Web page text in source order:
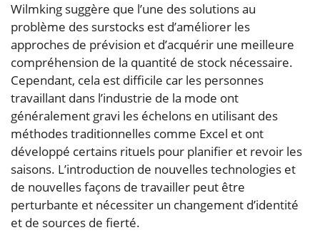
Wilmking suggère que l’une des solutions au
problème des surstocks est d’améliorer les
approches de prévision et d’acquérir une meilleure
compréhension de la quantité de stock nécessaire.
Cependant, cela est difficile car les personnes
travaillant dans l’industrie de la mode ont
généralement gravi les échelons en utilisant des
méthodes traditionnelles comme Excel et ont
développé certains rituels pour planifier et revoir les
saisons. L’introduction de nouvelles technologies et
de nouvelles façons de travailler peut être
perturbante et nécessiter un changement d’identité
et de sources de fierté.